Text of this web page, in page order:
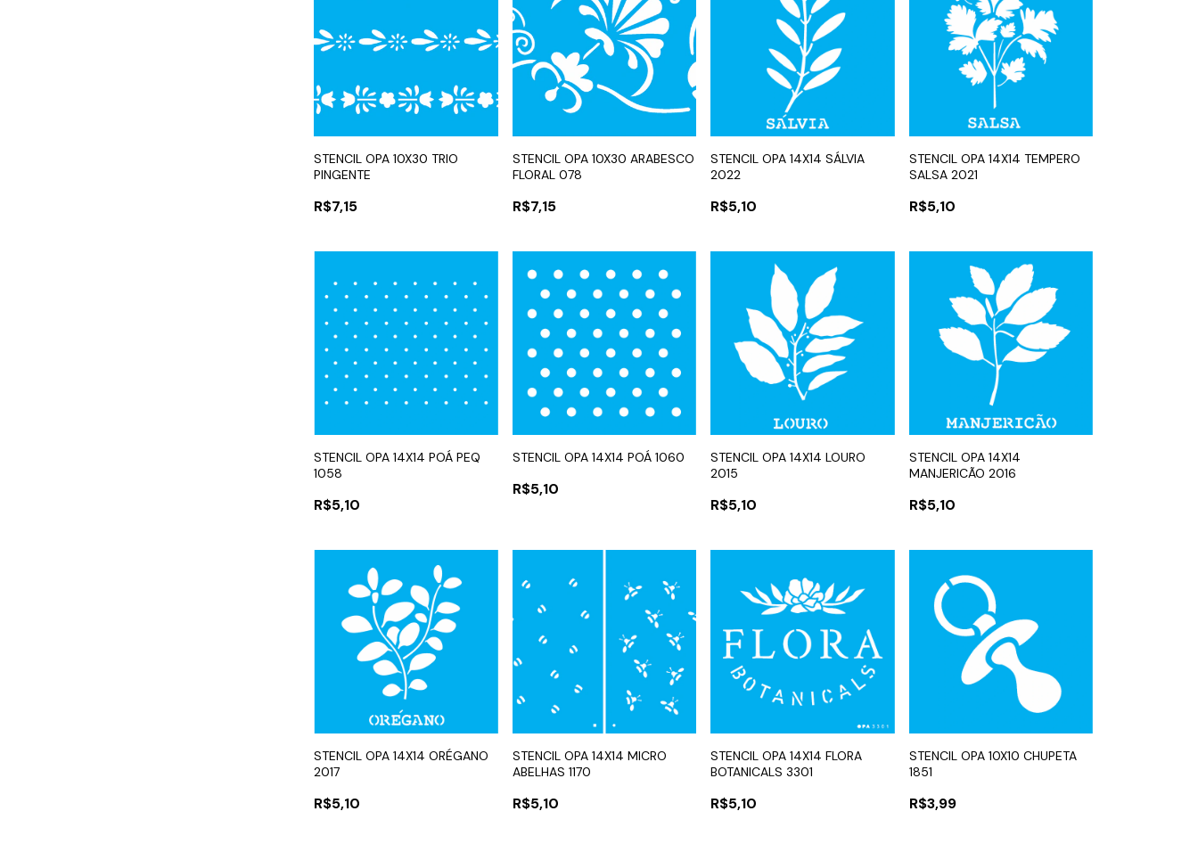
STENCIL OPA 10X30 TRIO
PINGENTE
R$7,15
STENCIL OPA 10X30 ARABESCO
FLORAL 078
R$7,15
STENCIL OPA 14X14 SÁLVIA
2022
R$5,10
STENCIL OPA 14X14 TEMPERO
SALSA 2021
R$5,10
STENCIL OPA 14X14 POÁ PEQ
1058
R$5,10
STENCIL OPA 14X14 POÁ 1060
R$5,10
STENCIL OPA 14X14 LOURO
2015
R$5,10
STENCIL OPA 14X14
MANJERICÃO 2016
R$5,10
STENCIL OPA 14X14 ORÉGANO
2017
R$5,10
STENCIL OPA 14X14 MICRO
ABELHAS 1170
R$5,10
STENCIL OPA 14X14 FLORA
BOTANICALS 3301
R$5,10
STENCIL OPA 10X10 CHUPETA
1851
R$3,99